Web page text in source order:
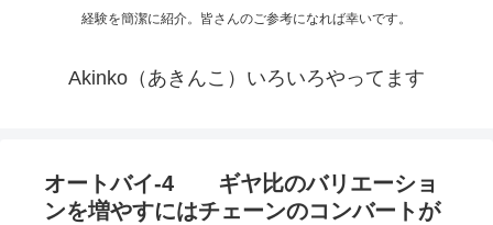
経験を簡潔に紹介。皆さんのご参考になれば幸いです。
Akinko（あきんこ）いろいろやってます
オートバイ-4 ギヤ比のバリエーショ
ンを増やすにはチェーンのコンバートが